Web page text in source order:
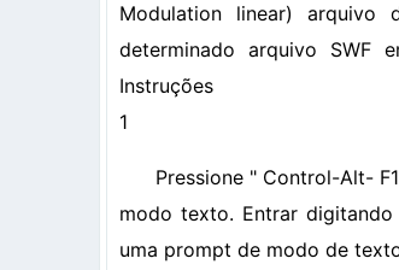
Modulation linear)
determinado arquivo SWF
Instruções
1
Pressione " Control-Alt-
modo texto. Entrar
uma prompt de modo de